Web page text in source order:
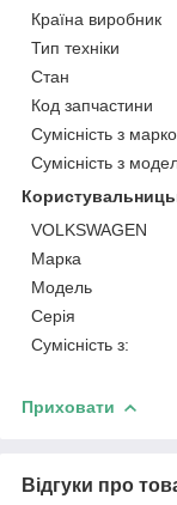
Країна виробник
Тип техніки
Стан
Код запчастини
Сумісність з
Сумісність з
VOLKSWAGEN
Марка
Модель
Серія
Сумісність з:
Приховати
Відгуки про